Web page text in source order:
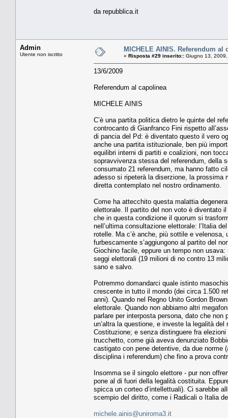
da repubblica.it
Admin
Utente non iscritto
MICHELE AINIS. Referendum al
« Risposta #29 inserito:: Giugno 13,
13/6/2009
Referendum al capolinea
MICHELE AINIS
C’è una partita politica dietro le quinte del
controcanto di Gianfranco Fini rispetto
di pancia del Pd: è diventato questo il vero
anche una partita istituzionale, ben più
equilibri interni di partiti e coalizioni, non
sopravvivenza stessa del referendum, della
consumato 21 referendum, ma hanno fatto
adesso si ripeterà la diserzione, la prossima
diretta contemplato nel nostro ordinamento.
Come ha attecchito questa malattia
elettorale. Il partito del non voto è diventato
che in questa condizione il quorum si
nell’ultima consultazione elettorale: l’Italia
rotelle. Ma c’è anche, più sottile e velenosa,
furbescamente s’aggiungono al partito del
Giochino facile, eppure un tempo non
seggi elettorali (19 milioni di no contro 13
sano e salvo.
Potremmo domandarci quale istinto
crescente in tutto il mondo (dei circa 1.500
anni). Quando nel Regno Unito Gordon
elettorale. Quando non abbiamo altri
parlare per interposta persona, dato che
un’altra la questione, e investe la legalità
Costituzione; e senza distinguere fra
trucchetto, come già aveva denunziato
castigato con pene detentive, da due norme
disciplina i referendum) che fino a prova
Insomma se il singolo elettore - pur non
pone al di fuori della legalità costituita.
spicca un corteo d’intellettuali). Ci sarebbe
scempio del diritto, come i Radicali o Italia
michele.ainis@uniroma3.it